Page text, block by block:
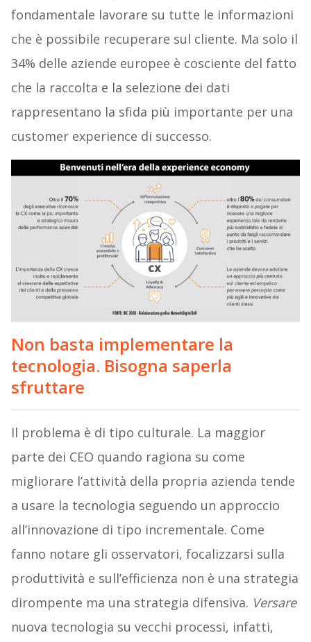
fondamentale lavorare su tutte le informazioni
che è possibile recuperare sul cliente. Ma solo il
34% delle aziende europee è cosciente del fatto
che la raccolta e la selezione dei dati
rappresentano la sfida più importante per una
customer experience di successo.
Non basta implementare la
tecnologia. Bisogna saperla
sfruttare
Il problema è di tipo culturale. La maggior
parte dei CEO quando ragiona su come
migliorare l’attività della propria azienda tende
a usare la tecnologia seguendo un approccio
all’innovazione di tipo incrementale. Come
fanno notare gli osservatori, focalizzarsi sulla
produttività e sull’efficienza non è una strategia
dirompente ma una strategia difensiva. Versare
nuova tecnologia su vecchi processi, infatti,